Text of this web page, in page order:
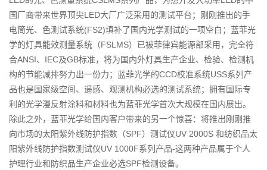
国厂商带来世界顶尖LED大厂广泛采用的测试平台；刚刚推出的手
电筒光、色测试系统(FS2)填补了国内光学测试的一项空白；蓝菲光
学的灯具能效测量系统（FSLMS）已被菲律宾能源部采用，完全符
合ANSI、IEC及GB标准，将为国内外灯具生产企业、检验、检测机
构的节能减排努力出一份力；蓝菲光学的CCD校准系统USS系列产
品也是国家级空间、遥感、观测机构必选的测试系统；拥有国际专
利的光学漫反射涂料和材料也为蓝菲光学首次大规模在国内展出。
除此之外，蓝菲光学给国内客户带来的另一个惊喜：将推出刚刚推
向市场的太阳紫外线防护指数（SPF）测试仪UV 2000S 和纺织品太
阳紫外线防护指数测试仪UV 1000F系列产品-这两种产品属于个人
护理行业和防织品生产企业必选SPF检测设备。